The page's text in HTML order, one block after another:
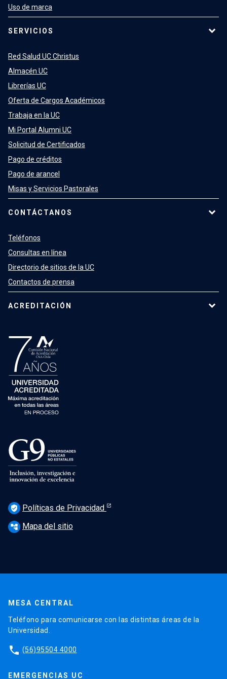
Uso de marca
SERVICIOS
Red Salud UC Christus
Almacén UC
Librerías UC
Oferta de Cargos Académicos
Trabaja en la UC
Mi Portal Alumni UC
Solicitud de Certificados
Pago de créditos
Pago de arancel
Misas y Servicios Pastorales
CONTÁCTANOS
Teléfonos
Consultas en línea
Directorio de sitios de la UC
Contactos de prensa
ACREDITACIÓN
verified_user Políticas de Privacidad
account_tree Mapa del sitio
MESA CENTRAL
Teléfono para comunicarse con las distintas áreas de la
Universidad.
phone (56)95504 4000
EMERGENCIAS UC